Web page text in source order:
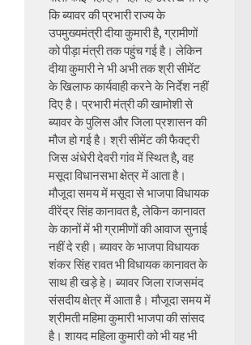
कि ब्यावर की प्रभारी राज्य के
उपमुख्यमंत्री दीया कुमारी है, ग्रामीणों
को पीड़ा मंत्री तक पहुंच गई है। लेकिन
दीया कुमारी ने भी अभी तक श्री सीमेंट
के खिलाफ कार्यवाही करने के निर्देश नहीं
दिए है। प्रभारी मंत्री की खामोशी से
ब्यावर के पुलिस और जिला प्रशासन की
मौज हो गई है। श्री सीमेंट की फैक्ट्री
जिस अंधेरी देवरी गांव में स्थित है, वह
मसूदा विधानसभा क्षेत्र में आता है।
मौजूदा समय में मसूदा से भाजपा विधायक
वीरेंद्र सिंह कानावत है, लेकिन कानावत
के कानों में भी ग्रामीणों की आवाज सुनाई
नहीं दे रही। ब्यावर के भाजपा विधायक
शंकर सिंह रावत भी विधायक कानावत के
साथ ही खड़े हे। ब्यावर जिला राजसमंद
संसदीय क्षेत्र में आता है। मौजूदा समय में
श्रीमती महिमा कुमारी भाजपा की सांसद
है। शायद महिला कुमारी को भी यह भी